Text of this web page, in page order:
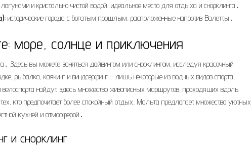
и кристально чистой водой, идеальное место для отдыха и снорклинга․
исторические города с богатым прошлым, расположенные напротив Валетты․
море, солнце и приключения
Здесь вы можете заняться дайвингом или снорклингом, исследуя красочный
рыбалка, каякинг и виндсерфинг – лишь некоторые из водных видов спорта,
найдут здесь множество живописных маршрутов, проходящих вдоль
кто предпочитает более спокойный отдых, Мальта предлагает множество уютных
кухней и атмосферой․
и снорклинг